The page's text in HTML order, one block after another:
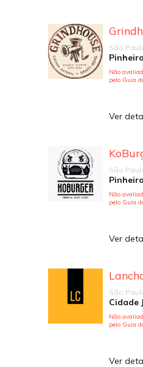
São
Não
pelo Guia
Ver
São
Não
pelo Guia
Ver
São
Não
pelo Guia
Ver